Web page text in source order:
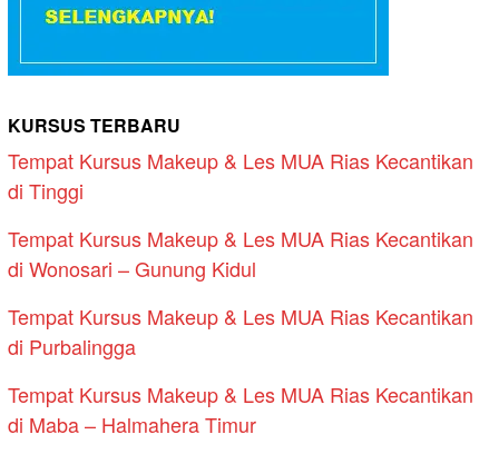
KURSUS TERBARU
Tempat Kursus Makeup & Les MUA Rias Kecantikan
di Tinggi
Tempat Kursus Makeup & Les MUA Rias Kecantikan
di Wonosari – Gunung Kidul
Tempat Kursus Makeup & Les MUA Rias Kecantikan
di Purbalingga
Tempat Kursus Makeup & Les MUA Rias Kecantikan
di Maba – Halmahera Timur